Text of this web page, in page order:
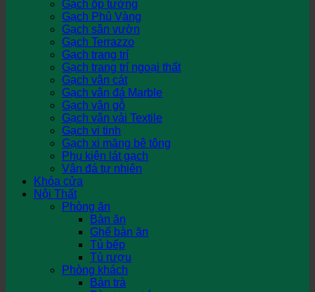
Gạch ốp tường
Gạch Phủ Vàng
Gạch sân vườn
Gạch Terrazzo
Gạch trang trí
Gạch trang trí ngoại thất
Gạch vân cát
Gạch vân đá Marble
Gạch vân gỗ
Gạch vân vải Textile
Gạch vi tinh
Gạch xi măng bê tông
Phụ kiện lát gạch
Vân đá tự nhiên
Khóa cửa
Nội Thất
Phòng ăn
Bàn ăn
Ghế bàn ăn
Tủ bếp
Tủ rượu
Phòng khách
Bàn trà